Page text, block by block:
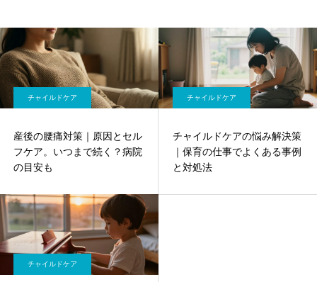
チャイルドケア
産後の腰痛対策｜原因とセル
フケア。いつまで続く？病院
の目安も
チャイルドケア
チャイルドケアの悩み解決策
｜保育の仕事でよくある事例
と対処法
チャイルドケア